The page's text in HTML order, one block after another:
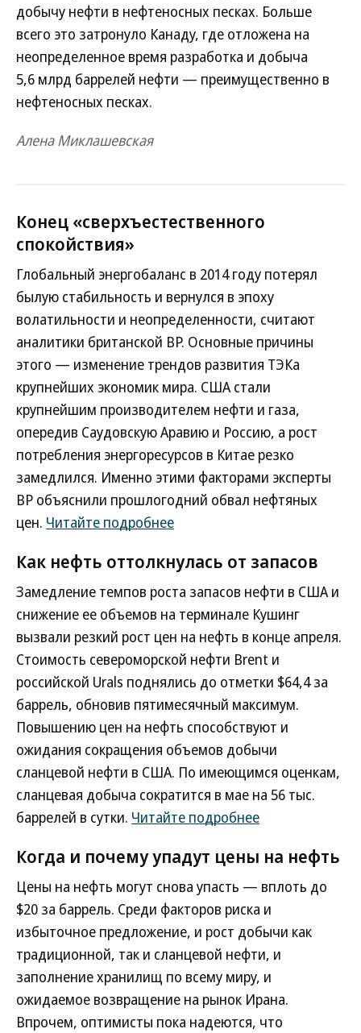
добычу нефти в нефтеносных песках. Больше
всего это затронуло Канаду, где отложена на
неопределенное время разработка и добыча
5,6 млрд баррелей нефти — преимущественно в
нефтеносных песках.
Алена Миклашевская
Конец «сверхъестественного
спокойствия»
Глобальный энергобаланс в 2014 году потерял
былую стабильность и вернулся в эпоху
волатильности и неопределенности, считают
аналитики британской BP. Основные причины
этого — изменение трендов развития ТЭКа
крупнейших экономик мира. США стали
крупнейшим производителем нефти и газа,
опередив Саудовскую Аравию и Россию, а рост
потребления энергоресурсов в Китае резко
замедлился. Именно этими факторами эксперты
BP объяснили прошлогодний обвал нефтяных
цен. Читайте подробнее
Как нефть оттолкнулась от запасов
Замедление темпов роста запасов нефти в США и
снижение ее объемов на терминале Кушинг
вызвали резкий рост цен на нефть в конце апреля.
Стоимость североморской нефти Brent и
российской Urals поднялись до отметки $64,4 за
баррель, обновив пятимесячный максимум.
Повышению цен на нефть способствуют и
ожидания сокращения объемов добычи
сланцевой нефти в США. По имеющимся оценкам,
сланцевая добыча сократится в мае на 56 тыс.
баррелей в сутки. Читайте подробнее
Когда и почему упадут цены на нефть
Цены на нефть могут снова упасть — вплоть до
$20 за баррель. Среди факторов риска и
избыточное предложение, и рост добычи как
традиционной, так и сланцевой нефти, и
заполнение хранилищ по всему миру, и
ожидаемое возвращение на рынок Ирана.
Впрочем, оптимисты пока надеются, что